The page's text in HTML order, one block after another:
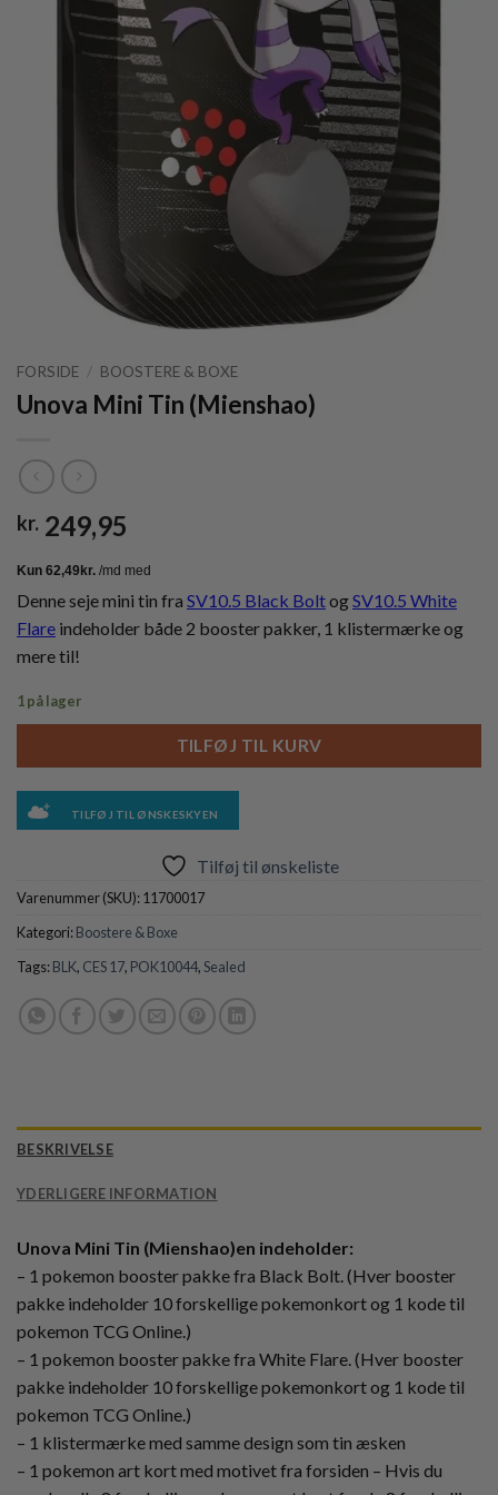
FORSIDE / BOOSTERE & BOXE
Unova Mini Tin (Mienshao)
kr. 249,95
Denne seje mini tin fra SV10.5 Black BoltogSV10.5 White
Flare indeholder både 2 booster pakker, 1 klistermærke og
mere til!
1 på lager
TILFØJ TIL KURV
TILFØJ TIL ØNSKESKYEN
Tilføj til ønskeliste
Varenummer (SKU):11700017
Kategori:Boostere & Boxe
Tags:BLK, CES 17, POK10044,Sealed
BESKRIVELSE
YDERLIGERE INFORMATION
Unova Mini Tin (Mienshao)en indeholder:
– 1 pokemon booster pakke fra Black Bolt. (Hver booster
pakke indeholder 10 forskellige pokemonkort og 1 kode til
pokemon TCG Online.)
– 1 pokemon booster pakke fra White Flare. (Hver booster
pakke indeholder 10 forskellige pokemonkort og 1 kode til
pokemon TCG Online.)
– 1 klistermærke med samme design som tin æsken
– 1 pokemon art kort med motivet fra forsiden – Hvis du